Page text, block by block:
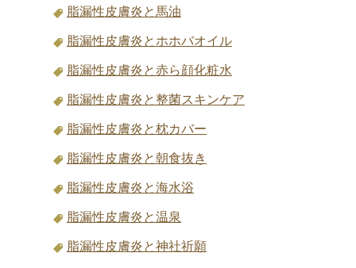
脂漏性皮膚炎と馬油
脂漏性皮膚炎とホホバオイル
脂漏性皮膚炎と赤ら顔化粧水
脂漏性皮膚炎と整菌スキンケア
脂漏性皮膚炎と枕カバー
脂漏性皮膚炎と朝食抜き
脂漏性皮膚炎と海水浴
脂漏性皮膚炎と温泉
脂漏性皮膚炎と神社祈願